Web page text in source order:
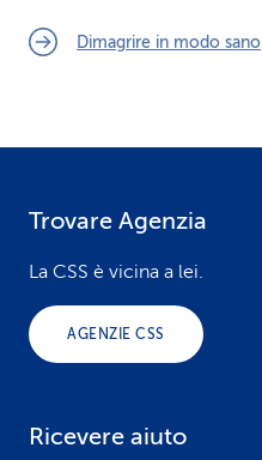
Dimagrire in modo sano
Trovare Agenzia
La CSS è vicina a lei.
AGENZIE CSS
Ricevere aiuto